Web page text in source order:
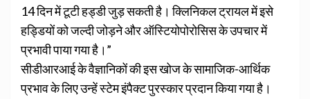
14 दिन में टूटी हड्डी जुड़ सकती है। क्लिनिकल ट्रायल में इसे
हड्डियों को जल्दी जोड़ने और ऑस्टियोपोरोसिस के उपचार में
प्रभावी पाया गया है।”
सीडीआरआई के वैज्ञानिकों की इस खोज के सामाजिक-आर्थिक
प्रभाव के लिए उन्हें स्टेम इंपैक्ट पुरस्कार प्रदान किया गया है।